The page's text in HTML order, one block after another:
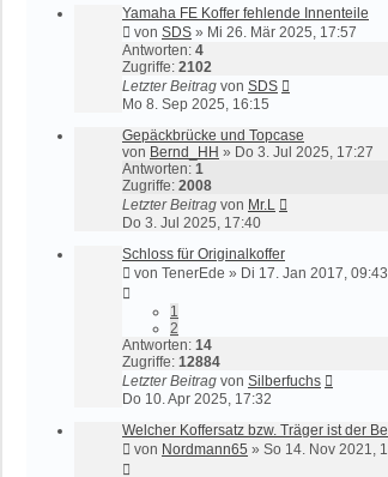
Yamaha FE Koffer fehlende Innenteile
von SDS » Mi 26. Mär 2025, 17:57
Antworten: 4
Zugriffe: 2102
Letzter Beitrag von SDS
Mo 8. Sep 2025, 16:15
Gepäckbrücke und Topcase
von Bernd_HH » Do 3. Jul 2025, 17:27
Antworten: 1
Zugriffe: 2008
Letzter Beitrag von Mr.L
Do 3. Jul 2025, 17:40
Schloss für Originalkoffer
von TenerEde » Di 17. Jan 2017, 09:43
1
2
Antworten: 14
Zugriffe: 12884
Letzter Beitrag von Silberfuchs
Do 10. Apr 2025, 17:32
Welcher Koffersatz bzw. Träger ist der
von Nordmann65 » So 14. Nov 2021,